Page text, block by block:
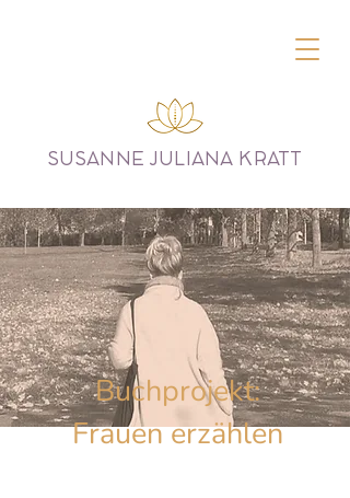
SUSANNE JULIANA KRATT
Buchprojekt:
Frauen erzählen